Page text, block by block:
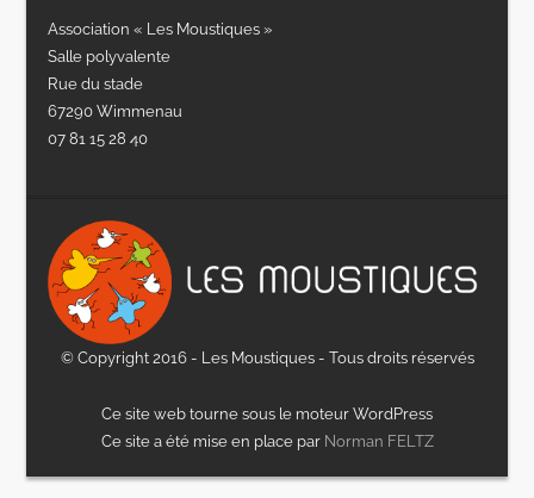
Association « Les Moustiques »
Salle polyvalente
Rue du stade
67290 Wimmenau
07 81 15 28 40
© Copyright 2016 - Les Moustiques - Tous droits réservés
Ce site web tourne sous le moteur WordPress
Ce site a été mise en place par Norman FELTZ